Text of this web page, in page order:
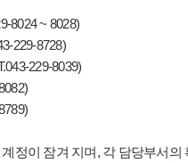
8024 ~ 8028)
229-8728)
229-8039)
정이 잠겨 지며, 각 담당부서의